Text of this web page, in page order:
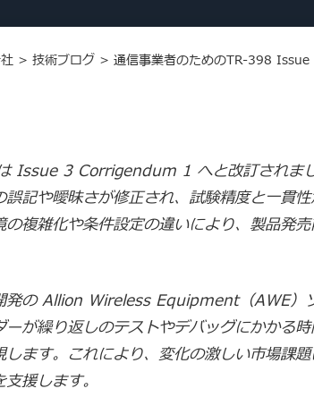
> 技術ブログ> 通信事業者のためのTR-398
Issue 3 Corrigendum 1 へと改訂されま
記や曖昧さが修正され、試験精度と一貫
複雑化や条件設定の違いにより、製品発
発の Allion Wireless Equipment（AWE）
が繰り返しのテストやデバッグにかかる
ます。これにより、変化の激しい市場課
援します。